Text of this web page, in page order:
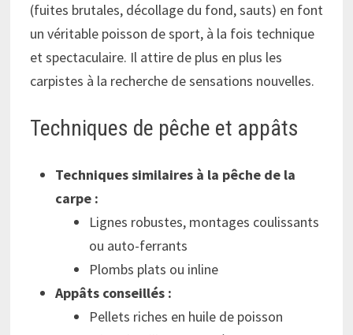
(fuites brutales, décollage du fond, sauts) en font
un véritable poisson de sport, à la fois technique
et spectaculaire. Il attire de plus en plus les
carpistes à la recherche de sensations nouvelles.
Techniques de pêche et appâts
Techniques similaires à la pêche de la
carpe :
Lignes robustes, montages coulissants
ou auto-ferrants
Plombs plats ou inline
Appâts conseillés :
Pellets riches en huile de poisson